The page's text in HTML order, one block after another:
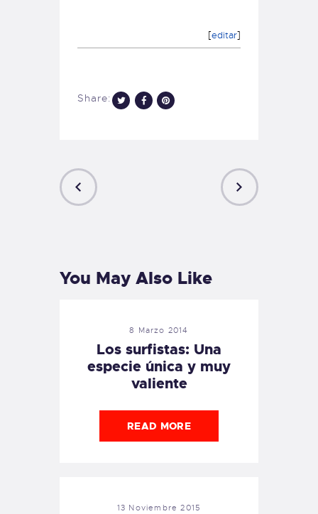
[editar]
Share:
You May Also Like
8 Marzo 2014
Los surfistas: Una
especie única y muy
valiente
READ MORE
13 Noviembre 2015